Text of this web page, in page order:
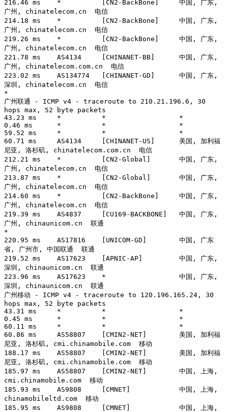
216.46 ms    *          [CN2-BackBone]     中国, 广东,
广州, chinatelecom.cn  电信
214.18 ms    *          [CN2-BackBone]     中国, 广东,
广州, chinatelecom.cn  电信
219.26 ms    *          [CN2-BackBone]     中国, 广东,
广州, chinatelecom.cn  电信
221.78 ms    AS4134     [CHINANET-BB]      中国, 广东,
广州, chinatelecom.com.cn  电信
223.02 ms    AS134774   [CHINANET-GD]      中国, 广东,
深圳, chinatelecom.cn  电信
*
广州联通 - ICMP v4 - traceroute to 210.21.196.6, 30
hops max, 52 byte packets
43.23 ms     *          *                  *
0.46 ms      *          *                  *
59.52 ms     *          *                  *
60.71 ms     AS4134     [CHINANET-US]      美国, 加利福
尼亚, 洛杉矶, chinatelecom.com.cn  电信
212.21 ms    *          [CN2-Global]       中国, 广东,
广州, chinatelecom.cn  电信
213.87 ms    *          [CN2-Global]       中国, 广东,
广州, chinatelecom.cn  电信
214.60 ms    *          [CN2-BackBone]     中国, 广东,
广州, chinatelecom.cn  电信
219.39 ms    AS4837     [CU169-BACKBONE]   中国, 广东,
广州, chinaunicom.cn  联通
*
220.95 ms    AS17816    [UNICOM-GD]        中国, 广东
省, 广州市, 中国联通  联通
219.52 ms    AS17623    [APNIC-AP]         中国, 广东,
深圳, chinaunicom.cn  联通
223.96 ms    AS17623    *                  中国, 广东,
深圳, chinaunicom.cn  联通
广州移动 - ICMP v4 - traceroute to 120.196.165.24, 30
hops max, 52 byte packets
43.31 ms     *          *                  *
0.45 ms      *          *                  *
60.11 ms     *          *                  *
60.86 ms     AS58807    [CMIN2-NET]        美国, 加利福
尼亚, 洛杉矶, cmi.chinamobile.com  移动
188.17 ms    AS58807    [CMIN2-NET]        美国, 加利福
尼亚, 洛杉矶, cmi.chinamobile.com  移动
185.97 ms    AS58807    [CMIN2-NET]        中国, 上海,
cmi.chinamobile.com  移动
185.93 ms    AS9808     [CMNET]            中国, 上海,
chinamobileltd.com  移动
185.95 ms    AS9808     [CMNET]            中国, 上海,